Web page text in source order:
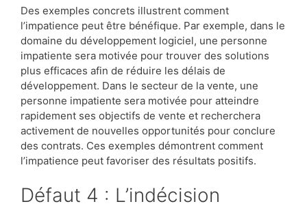
Des exemples concrets illustrent comment
l’impatience peut être bénéfique. Par exemple, dans le
domaine du développement logiciel, une personne
impatiente sera motivée pour trouver des solutions
plus efficaces afin de réduire les délais de
développement. Dans le secteur de la vente, une
personne impatiente sera motivée pour atteindre
rapidement ses objectifs de vente et recherchera
activement de nouvelles opportunités pour conclure
des contrats. Ces exemples démontrent comment
l’impatience peut favoriser des résultats positifs.
Défaut 4 : L’indécision